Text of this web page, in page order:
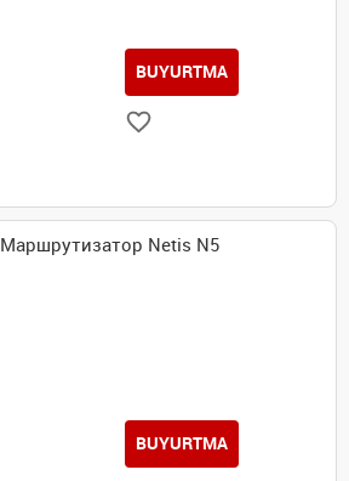
BUYURTMA
Маршрутизатор Netis N5
BUYURTMA